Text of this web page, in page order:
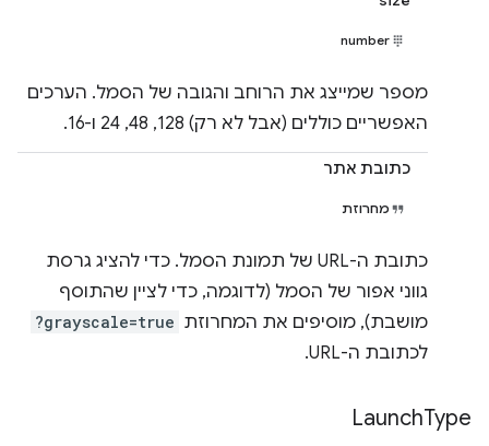
number
מספר שמייצג את הרוחב והגובה של הסמל. הערכים
האפשריים כוללים (אבל לא רק) 128,‏ 48,‏ 24 ו-16.
כתובת אתר
מחרוזת
כתובת ה-URL של תמונת הסמל. כדי להציג גרסת
גווני אפור של הסמל (לדוגמה, כדי לציין שהתוסף
מושבת), מוסיפים את המחרוזת ?grayscale=true
לכתובת ה-URL.
LaunchType